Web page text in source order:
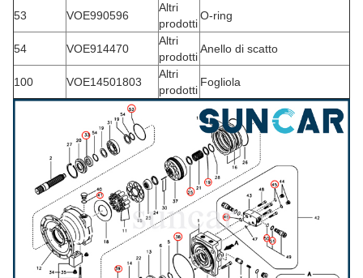
53 VOE990596
Altri
prodotti
O-ring
54 VOE914470
Altri
prodotti
Anello di scatto
100 VOE14501803
Altri
prodotti
Fogliola